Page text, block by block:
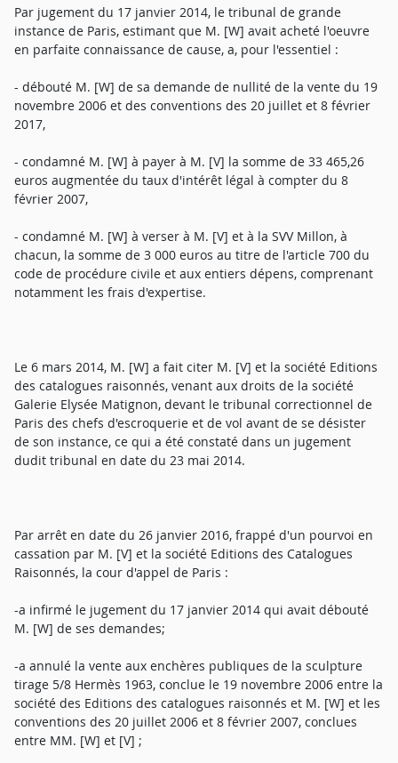
Par jugement du 17 janvier 2014, le tribunal de grande
instance de Paris, estimant que M. [W] avait acheté l'oeuvre
en parfaite connaissance de cause, a, pour l'essentiel :
- débouté M. [W] de sa demande de nullité de la vente du 19
novembre 2006 et des conventions des 20 juillet et 8 février
2017,
- condamné M. [W] à payer à M. [V] la somme de 33 465,26
euros augmentée du taux d'intérêt légal à compter du 8
février 2007,
- condamné M. [W] à verser à M. [V] et à la SVV Millon, à
chacun, la somme de 3 000 euros au titre de l'article 700 du
code de procédure civile et aux entiers dépens, comprenant
notamment les frais d'expertise.
Le 6 mars 2014, M. [W] a fait citer M. [V] et la société Editions
des catalogues raisonnés, venant aux droits de la société
Galerie Elysée Matignon, devant le tribunal correctionnel de
Paris des chefs d'escroquerie et de vol avant de se désister
de son instance, ce qui a été constaté dans un jugement
dudit tribunal en date du 23 mai 2014.
Par arrêt en date du 26 janvier 2016, frappé d'un pourvoi en
cassation par M. [V] et la société Editions des Catalogues
Raisonnés, la cour d'appel de Paris :
-a infirmé le jugement du 17 janvier 2014 qui avait débouté
M. [W] de ses demandes;
-a annulé la vente aux enchères publiques de la sculpture
tirage 5/8 Hermès 1963, conclue le 19 novembre 2006 entre la
société des Editions des catalogues raisonnés et M. [W] et les
conventions des 20 juillet 2006 et 8 février 2007, conclues
entre MM. [W] et [V] ;